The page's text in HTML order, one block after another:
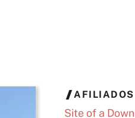
AFILIADOS
Site of a Down